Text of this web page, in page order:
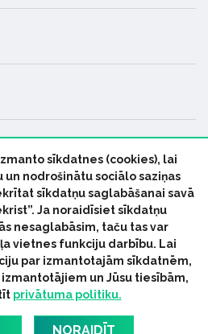
SŪTĪT
visas tiesības paturētas
Ziņas
Industrijas Ziņas
Biznesam
Latvijas oficiālais
sīkdatnes (cookies), lai
nodrošinātu sociālo saziņas
sīkdatņu saglabāšanai savā
Ja noraidīsiet sīkdatņu
nesaglabāsim, taču tas var
vietnes funkciju darbību. Lai
par izmantotajām sīkdatnēm,
un Jūsu tiesībām,
privātuma politiku.
NORAIDĪT